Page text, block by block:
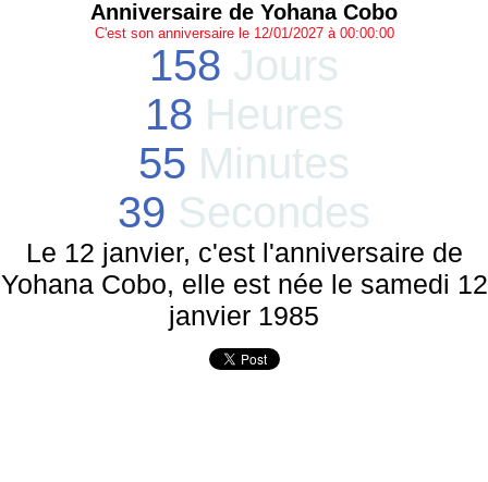
Anniversaire de Yohana Cobo
C'est son anniversaire le 12/01/2027 à 00:00:00
158 Jours
18 Heures
55 Minutes
39 Secondes
Le 12 janvier, c'est l'anniversaire de
Yohana Cobo, elle est née le samedi 12
janvier 1985